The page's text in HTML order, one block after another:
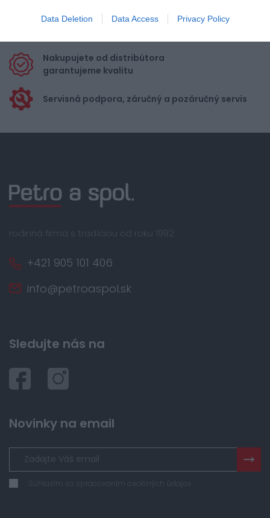
Data Deletion Data Access Privacy Policy
Bezpečná platba
Nakupujete od distribútora
garantujeme kvalitu
Servisná podpora, záručný a pozáručný servis
rodinná firma s tradíciou od roku 1992
+421 905 101 406
info@petroaspol.sk
Sledujte nás na
Novinky na email
Súhlasím so spracovaním osobných údajov